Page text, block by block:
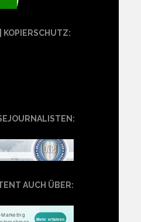
KOPIERSCHUTZ:
AUCH ÜBER: